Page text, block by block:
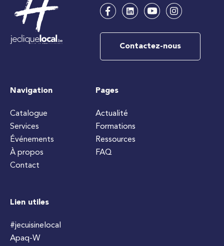
Contactez-nous
Navigation
Catalogue
Services
Événements
À propos
Contact
Pages
Actualité
Formations
Ressources
FAQ
Lien utiles
#jecuisinelocal
Apaq-W